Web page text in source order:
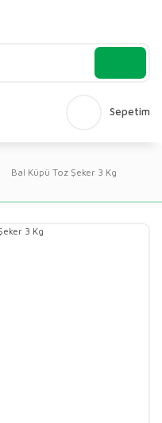
Sepetim
Bal Küpü Toz Şeker 3 Kg